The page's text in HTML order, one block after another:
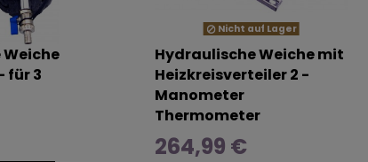
für 3
Nicht auf Lager
Hydraulische Weiche mit
Heizkreisverteiler 2 -
Manometer
Thermometer
264,99 €